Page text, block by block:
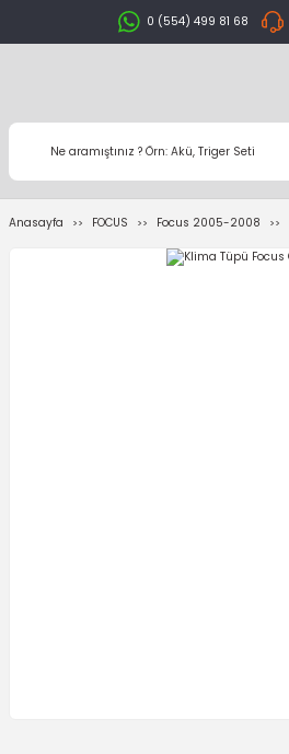
0 (554) 499 81 68
Anasayfa FOCUS Focus 2005-2008